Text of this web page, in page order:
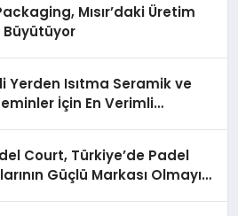
Mısır’daki Üretim
Büyütüyor
Yerden Isıtma Seramik ve
İçin En Verimli
Court, Türkiye’de Padel
Güçlü Markası Olmayı